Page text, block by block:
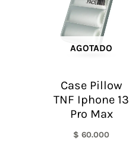
AGOTADO
Case Pillow
TNF Iphone 13
Pro Max
$ 60.000